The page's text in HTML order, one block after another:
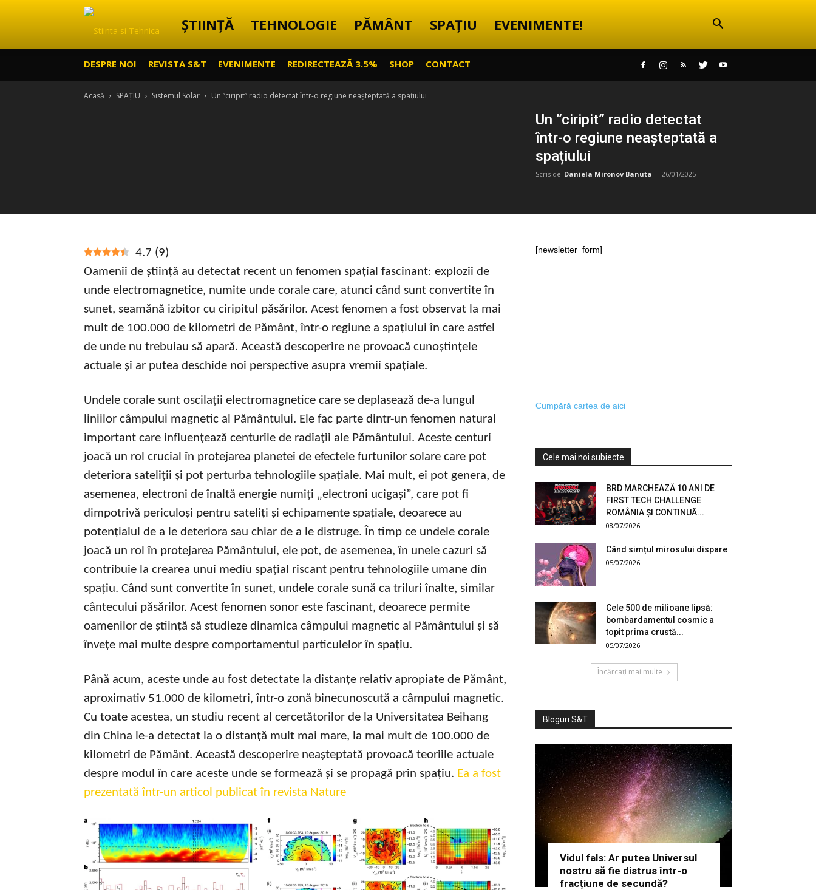
Știință
ȘTIINȚĂ TEHNOLOGIE PĂMÂNT SPAȚIU EVENIMENTE!
DESPRE NOI REVISTA S&T EVENIMENTE REDIRECTEAZĂ 3.5% SHOP CONTACT
Acasă SPAȚIU Sistemul Solar Un ”ciripit” radio detectat într-o regiune neașteptată a spațiului
Un ”ciripit” radio detectat
într-o regiune neașteptată a
spațiului
Scris de Daniela Mironov Banuta - 26/01/2025
4.7 (9)
Oamenii de știință au detectat recent un fenomen spațial fascinant: explozii de
unde electromagnetice, numite unde corale care, atunci când sunt convertite în
sunet, seamănă izbitor cu ciripitul păsărilor. Acest fenomen a fost observat la mai
mult de 100.000 de kilometri de Pământ, într-o regiune a spațiului în care astfel
de unde nu trebuiau să apară. Această descoperire ne provoacă cunoștințele
actuale și ar putea deschide noi perspective asupra vremii spațiale.
Undele corale sunt oscilații electromagnetice care se deplasează de-a lungul
liniilor câmpului magnetic al Pământului. Ele fac parte dintr-un fenomen natural
important care influențează centurile de radiații ale Pământului. Aceste centuri
joacă un rol crucial în protejarea planetei de efectele furtunilor solare care pot
deteriora sateliții și pot perturba tehnologiile spațiale. Mai mult, ei pot genera, de
asemenea, electroni de înaltă energie numiți „electroni ucigași”, care pot fi
dimpotrivă periculoși pentru sateliți și echipamente spațiale, deoarece au
potențialul de a le deteriora sau chiar de a le distruge. În timp ce undele corale
joacă un rol în protejarea Pământului, ele pot, de asemenea, în unele cazuri să
contribuie la crearea unui mediu spațial riscant pentru tehnologiile umane din
spațiu. Când sunt convertite în sunet, undele corale sună ca triluri înalte, similar
cântecului păsărilor. Acest fenomen sonor este fascinant, deoarece permite
oamenilor de știință să studieze dinamica câmpului magnetic al Pământului și să
învețe mai multe despre comportamentul particulelor în spațiu.
Până acum, aceste unde au fost detectate la distanțe relativ apropiate de Pământ,
aproximativ 51.000 de kilometri, într-o zonă binecunoscută a câmpului magnetic.
Cu toate acestea, un studiu recent al cercetătorilor de la Universitatea Beihang
din China le-a detectat la o distanță mult mai mare, la mai mult de 100.000 de
kilometri de Pământ. Această descoperire neașteptată provoacă teoriile actuale
despre modul în care aceste unde se formează și se propagă prin spațiu. Ea a fost
prezentată într-un articol publicat în revista Nature
[newsletter_form]
Cumpără cartea de aici
Cele mai noi subiecte
BRD MARCHEAZĂ 10 ANI DE
FIRST TECH CHALLENGE
ROMÂNIA ȘI CONTINUĂ...
08/07/2026
Când simțul mirosului dispare
05/07/2026
Cele 500 de milioane lipsă:
bombardamentul cosmic a
topit prima crustă...
05/07/2026
Încărcați mai multe
Bloguri S&T
Vidul fals: Ar putea Universul
nostru să fie distrus într-o
fracțiune de secundă?